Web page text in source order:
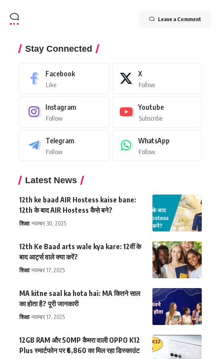
Leave a Comment
Stay Connected
Facebook
Like
X
Follow
Instagram
Follow
Youtube
Subscribe
Telegram
Follow
WhatsApp
Follow
Latest News
12th ke baad AIR Hostess kaise bane:
12th के बाद AIR Hostess कैसे बने?
शिक्षा नवम्बर 30, 2025
12th Ke Baad arts wale kya kare: 12वीं के
बाद आर्ट्स वाले क्या करें?
शिक्षा नवम्बर 17, 2025
MA kitne saal ka hota hai: MA कितने साल
का होता है? पूरी जानकारी
शिक्षा नवम्बर 17, 2025
12GB RAM और 50MP कैमरा वाली OPPO K12
Plus स्मार्टफोन पर ₹6,860 का मिल रहा डिस्काउंट